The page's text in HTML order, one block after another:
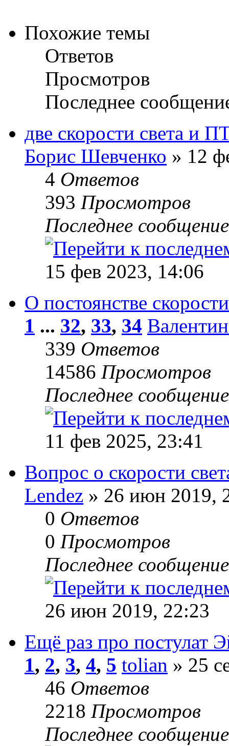
Похожие темы
Ответов
Просмотров
Последнее
две скорости света и
Борис Шевченко » 12
4 Ответов
393 Просмотров
Последнее
15 фев 2023, 14:06
О постоянстве
1 ... 32, 33, 34
339 Ответов
14586 Просмотров
Последнее
11 фев 2025, 23:41
Вопрос о скорости
Lendez » 26 июн 2019,
0 Ответов
0 Просмотров
Последнее
26 июн 2019, 22:23
Ещё раз про постулат
1, 2, 3, 4, 5 tolian » 25
46 Ответов
2218 Просмотров
Последнее